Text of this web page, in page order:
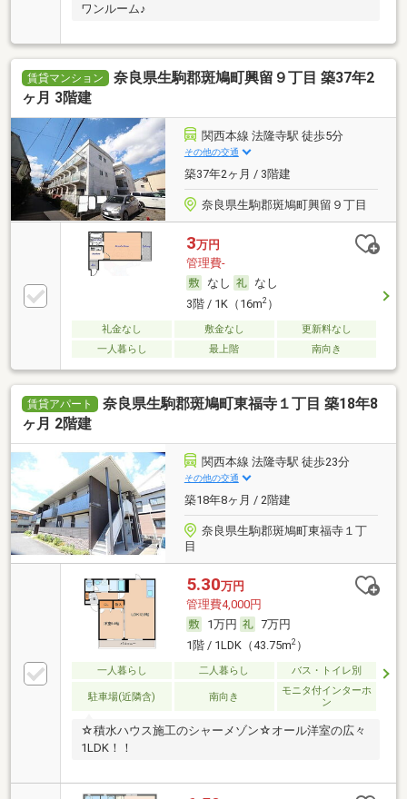
ワンルーム♪
賃貸マンション
奈良県生駒郡斑鳩町興留９丁目 築37年2
ヶ月 3階建
関西本線 法隆寺駅 徒歩5分
その他の交通
築37年2ヶ月 / 3階建
奈良県生駒郡斑鳩町興留９丁目
3万円
管理費-
なし
なし
3階 / 1K（16m2）
礼金なし 敷金なし
更新料なし
一人暮らし
最上階 南向き
賃貸アパート
奈良県生駒郡斑鳩町東福寺１丁目 築18年8
ヶ月 2階建
関西本線 法隆寺駅 徒歩23分
その他の交通
築18年8ヶ月 / 2階建
奈良県生駒郡斑鳩町東福寺１丁
目
5.30万円
管理費4,000円
1万円
7万円
1階 / 1LDK（43.75m2）
一人暮らし 二人暮らし バス・トイレ別
駐車場(近隣含) 南向き
モニタ付インターホ
ン
☆積水ハウス施工のシャーメゾン☆オール洋室の広々
1LDK！！